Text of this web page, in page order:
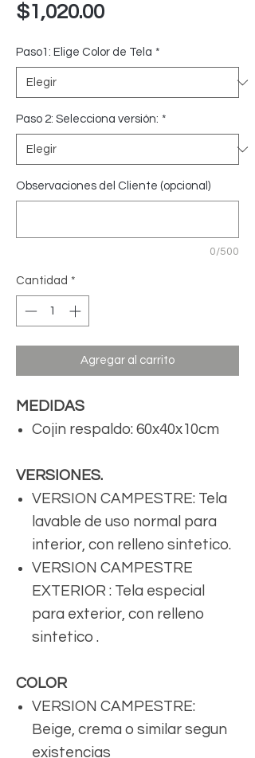
$1,020.00Precio
Paso1: Elige Color de Tela *
Paso 2: Selecciona versión: *
Observaciones del Cliente (opcional)
0/500
Cantidad *
Agregar al carrito
MEDIDAS
Cojin respaldo: 60x40x10cm
VERSIONES.
VERSION CAMPESTRE: Tela
lavable de uso normal para
interior, con relleno sintetico.
VERSION CAMPESTRE
EXTERIOR : Tela especial
para exterior, con relleno
sintetico .
COLOR
VERSION CAMPESTRE:
Beige, crema o similar segun
existencias